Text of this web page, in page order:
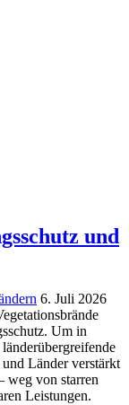
und
6. Juli 2026
Um in
Länder verstärkt
weg von starren
Leistungen.